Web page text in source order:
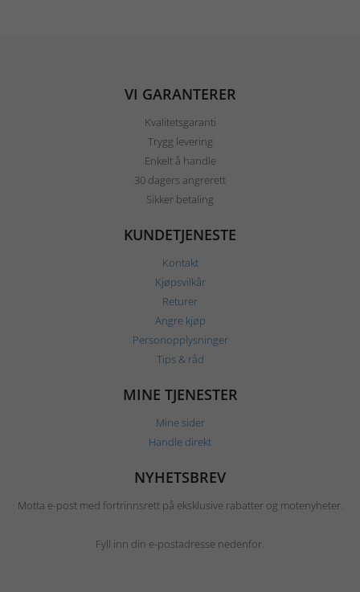
VI GARANTERER
Kvalitetsgaranti
Trygg levering
Enkelt å handle
30 dagers angrerett
Sikker betaling
KUNDETJENESTE
Kontakt
Kjøpsvilkår
Returer
Angre kjøp
Personopplysninger
Tips & råd
MINE TJENESTER
Mine sider
Handle direkt
NYHETSBREV
Motta e-post med fortrinnsrett på eksklusive rabatter og motenyheter.
Fyll inn din e-postadresse nedenfor.